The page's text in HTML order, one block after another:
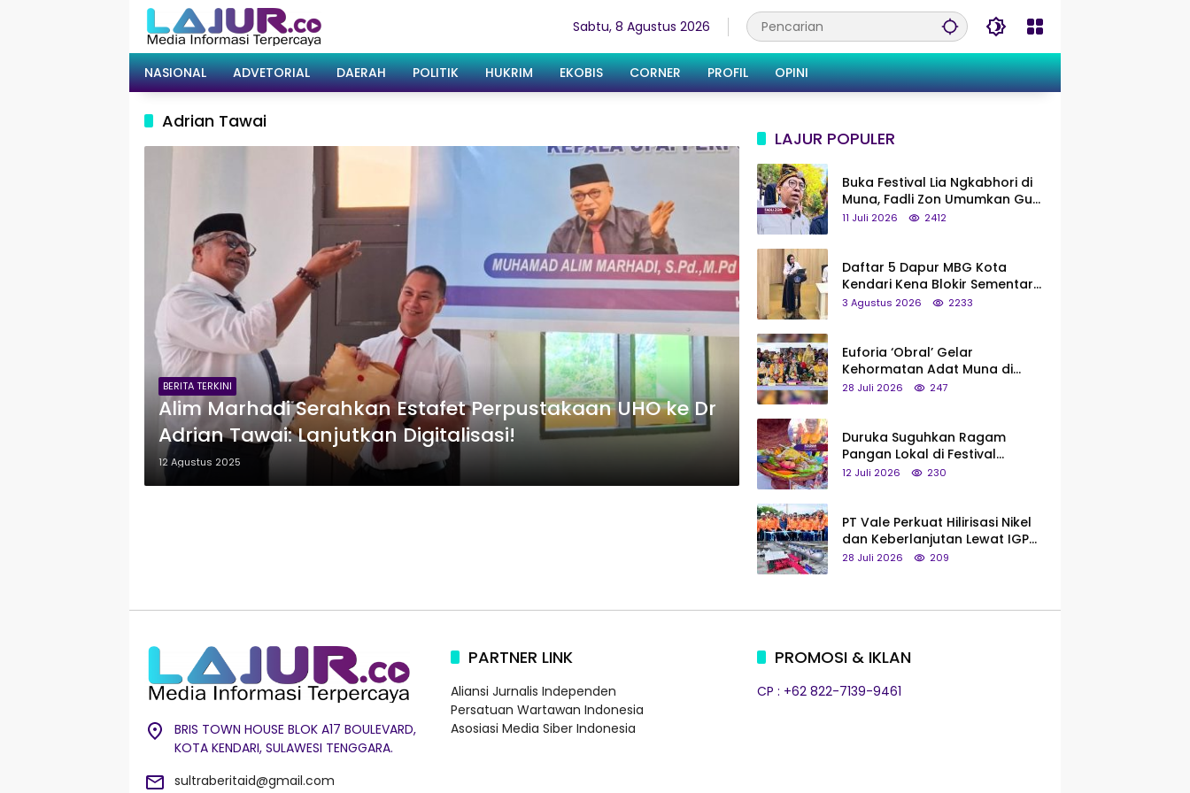
Sabtu, 8 Agustus 2026
NASIONAL ADVETORIAL DAERAH POLITIK HUKRIM EKOBIS CORNER PROFIL OPINI
Adrian Tawai
BERITA TERKINI
Alim Marhadi Serahkan Estafet Perpustakaan UHO ke Dr
Adrian Tawai: Lanjutkan Digitalisasi!
12 Agustus 2025
LAJUR POPULER
Buka Festival Lia Ngkabhori di
Muna, Fadli Zon Umumkan Gua
Metanduno Segera Naik Status
11 Juli 2026 2412
Daftar 5 Dapur MBG Kota
Kendari Kena Blokir Sementara
dari Pusat
3 Agustus 2026 2233
Euforia ‘Obral’ Gelar
Kehormatan Adat Muna di
Silaturahmi KKMM, Ridwan Bae:
28 Juli 2026 247
Duruka Suguhkan Ragam
Pangan Lokal di Festival
Liangkobhori, Dari Umbi Rebus
12 Juli 2026 230
PT Vale Perkuat Hilirisasi Nikel
dan Keberlanjutan Lewat IGP
Morowali
28 Juli 2026 209
BRIS TOWN HOUSE BLOK A17 BOULEVARD,
KOTA KENDARI, SULAWESI TENGGARA.
sultraberitaid@gmail.com
PARTNER LINK
Aliansi Jurnalis Independen
Persatuan Wartawan Indonesia
Asosiasi Media Siber Indonesia
PROMOSI & IKLAN
CP : +62 822-7139-9461